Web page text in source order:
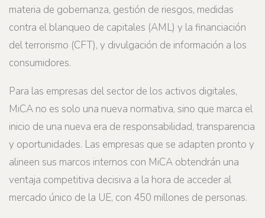
materia de gobernanza, gestión de riesgos, medidas
contra el blanqueo de capitales (AML) y la financiación
del terrorismo (CFT), y divulgación de información a los
consumidores.
Para las empresas del sector de los activos digitales,
MiCA no es solo una nueva normativa, sino que marca el
inicio de una nueva era de responsabilidad, transparencia
y oportunidades. Las empresas que se adapten pronto y
alineen sus marcos internos con MiCA obtendrán una
ventaja competitiva decisiva a la hora de acceder al
mercado único de la UE, con 450 millones de personas.